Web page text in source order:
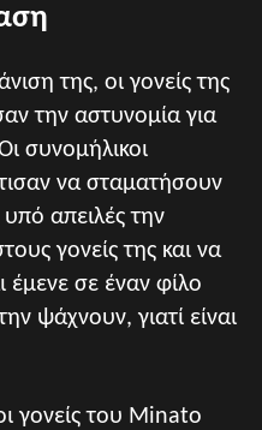
της, οι γονείς της
την αστυνομία για
συνομήλικοι
να σταματήσουν
υπό απειλές την
γονείς της και να
έμενε σε έναν φίλο
ψάχνουν, γιατί είναι
γονείς του Minato